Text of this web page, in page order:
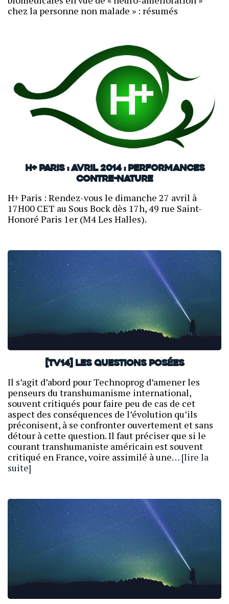
chez la personne non malade » : résumés
H+ Paris : avril 2014 : Performances
contre-nature
H+ Paris : Rendez-vous le dimanche 27 avril à
17H00 CET au Sous Bock dès 17h, 49 rue Saint-
Honoré Paris 1er (M4 Les Halles).
[TV14] Les questions posées
Il s’agit d’abord pour Technoprog d’amener les
penseurs du transhumanisme international,
souvent critiqués pour faire peu de cas de cet
aspect des conséquences de l’évolution qu’ils
préconisent, à se confronter ouvertement et sans
détour à cette question. Il faut préciser que si le
courant transhumaniste américain est souvent
critiqué en France, voire assimilé à une… [lire la
suite]